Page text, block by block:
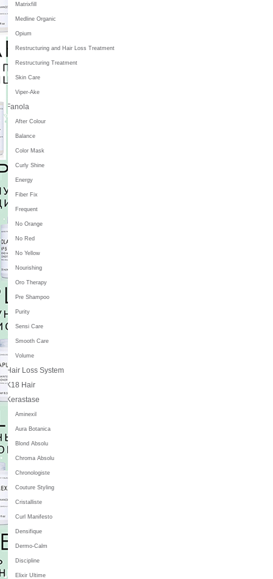
Matrixfill
Medline Organic
Opium
Restructuring and Hair Loss Treatment
Restructuring Treatment
Skin Care
Viper-Ake
Fanola
After Colour
Balance
Color Mask
Curly Shine
Energy
Fiber Fix
Frequent
No Orange
No Red
No Yellow
Nourishing
Oro Therapy
Pre Shampoo
Purity
Sensi Care
Smooth Care
Volume
Hair Loss System
K18 Hair
Kerastase
Aminexil
Aura Botanica
Blond Absolu
Chroma Absolu
Chronologiste
Couture Styling
Cristalliste
Curl Manifesto
Densifique
Dermo-Calm
Discipline
Elixir Ultime